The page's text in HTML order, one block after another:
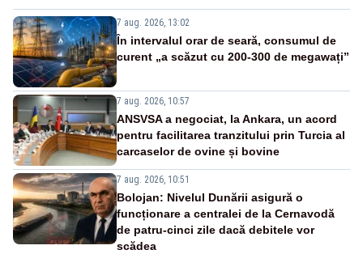
7 aug. 2026, 13:02
În intervalul orar de seară, consumul de
curent „a scăzut cu 200-300 de megawați”
7 aug. 2026, 10:57
ANSVSA a negociat, la Ankara, un acord
pentru facilitarea tranzitului prin Turcia al
carcaselor de ovine și bovine
7 aug. 2026, 10:51
Bolojan: Nivelul Dunării asigură o
funcționare a centralei de la Cernavodă
de patru-cinci zile dacă debitele vor
scădea